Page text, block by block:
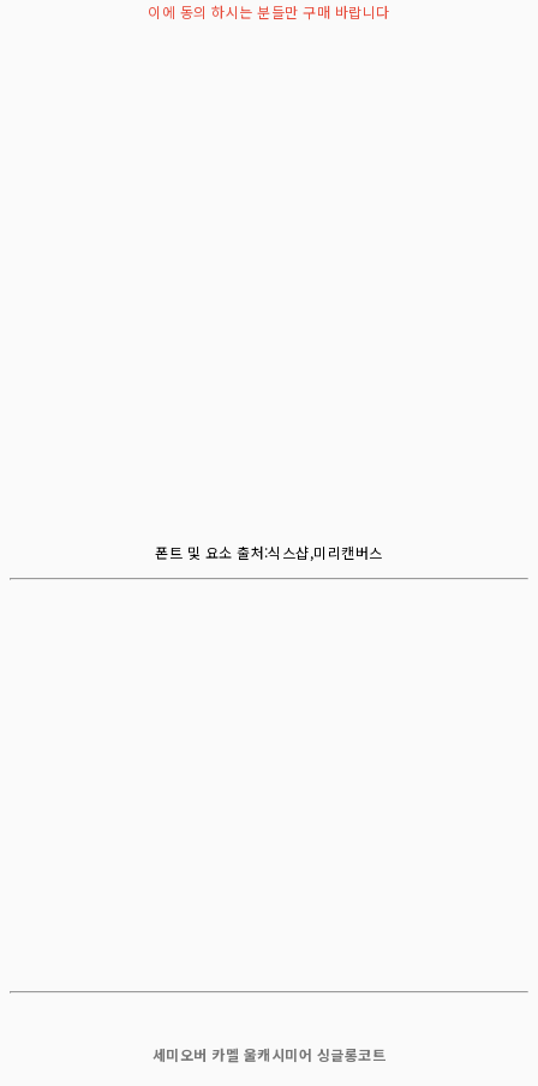
이에 동의 하시는 분들만 구매 바랍니다
폰트 및 요소 출처:식스샵,미리캔버스
세미오버 카멜 울캐시미어 싱글롱코트